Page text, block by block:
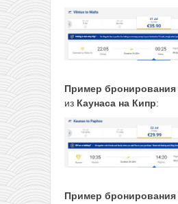
Пример бронирования
из Каунаса на Кипр:
Пример бронирования